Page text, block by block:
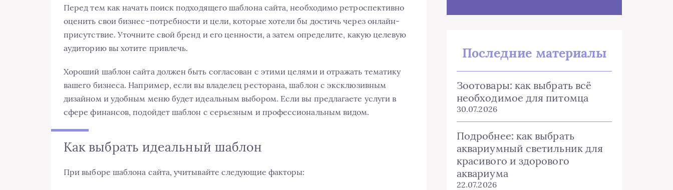
Перед тем как начать поиск подходящего шаблона сайта, необходимо ретроспективно
оценить свои бизнес-потребности и цели, которые хотели бы достичь через онлайн-
присутствие. Уточните свой бренд и его ценности, а затем определите, какую целевую
аудиторию вы хотите привлечь.
Хороший шаблон сайта должен быть согласован с этими целями и отражать тематику
вашего бизнеса. Например, если вы владелец ресторана, шаблон с эксклюзивным
дизайном и удобным меню будет идеальным выбором. Если вы предлагаете услуги в
сфере финансов, подойдет шаблон с серьезным и профессиональным видом.
Как выбрать идеальный шаблон
При выборе шаблона сайта, учитывайте следующие факторы:
Последние материалы
Зоотовары: как выбрать всё
необходимое для питомца
30.07.2026
Подробнее: как выбрать
аквариумный светильник для
красивого и здорового
аквариума
22.07.2026